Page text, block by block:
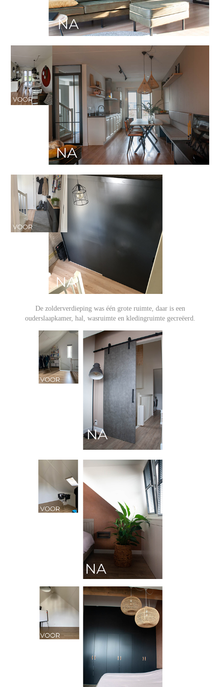
De zolderverdieping was één grote ruimte, daar is een
ouderslaapkamer, hal, wasruimte en kledingruimte gecreëerd.